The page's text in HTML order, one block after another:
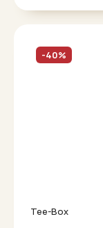
-40%
Tee-Box